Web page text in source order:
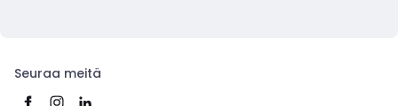
Seuraa meitä